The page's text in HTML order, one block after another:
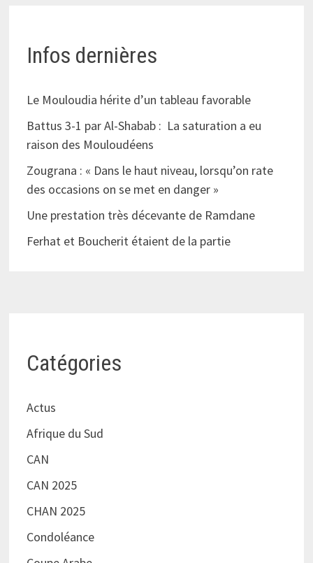
Infos dernières
Le Mouloudia hérite d’un tableau favorable
Battus 3-1 par Al-Shabab : La saturation a eu
raison des Mouloudéens
Zougrana : « Dans le haut niveau, lorsqu’on rate
des occasions on se met en danger »
Une prestation très décevante de Ramdane
Ferhat et Boucherit étaient de la partie
Catégories
Actus
Afrique du Sud
CAN
CAN 2025
CHAN 2025
Condoléance